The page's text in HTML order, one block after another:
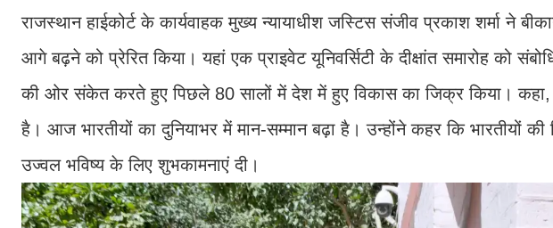
राजस्थान हाईकोर्ट के कार्यवाहक मुख्य न्यायाधीश जस्टिस संजीव प्रकाश शर्मा ने
आगे बढ़ने को प्रेरित किया। यहां एक प्राइवेट यूनिवर्सिटी के दीक्षांत समारोह को
की ओर संकेत करते हुए पिछले 80 सालों में देश में हुए विकास का जिक्र किया।
है। आज भारतीयों का दुनियाभर में मान-सम्मान बढ़ा है। उन्होंने कहर कि भारतीयों
उज्वल भविष्य के लिए शुभकामनाएं दी।